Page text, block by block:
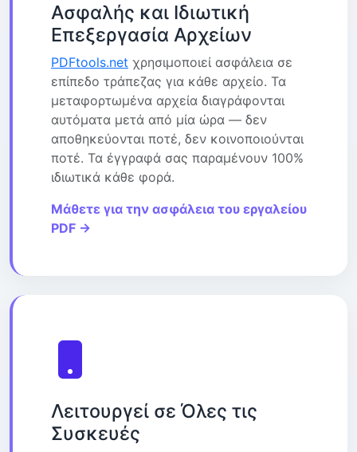
Ασφαλής και Ιδιωτική
Επεξεργασία Αρχείων
PDFtools.net χρησιμοποιεί ασφάλεια σε
επίπεδο τράπεζας για κάθε αρχείο. Τα
μεταφορτωμένα αρχεία διαγράφονται
αυτόματα μετά από μία ώρα — δεν
αποθηκεύονται ποτέ, δεν κοινοποιούνται
ποτέ. Τα έγγραφά σας παραμένουν 100%
ιδιωτικά κάθε φορά.
Μάθετε για την ασφάλεια του εργαλείου
PDF →
Λειτουργεί σε Όλες τις
Συσκευές